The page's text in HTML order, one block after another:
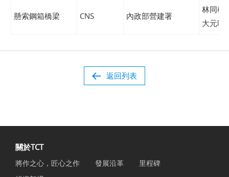
懸索鋼箱橋梁 CNS 內政部營建署
林同棪
大元聯
返回列表
關於TCT
將作之心，匠心之作 發展沿革
里程碑